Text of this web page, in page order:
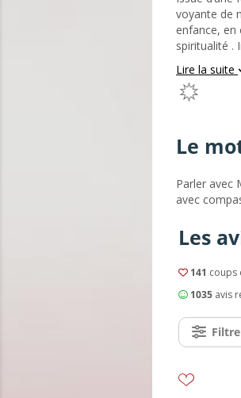
voyante de
enfance, en
spiritualité .
l’âge de
prénom,le
photo.Mes
Lire la suite
Le
Parler avec
avec
Les
141
1035 avis